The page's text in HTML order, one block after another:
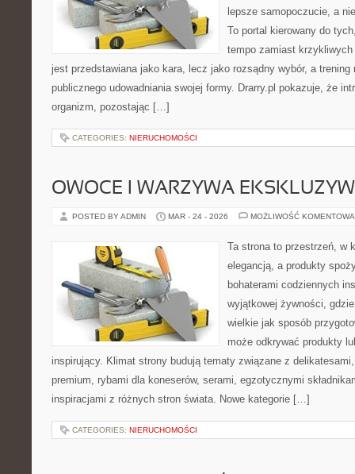
lepsze samopoczucie, a
To portal kierowany do
tempo zamiast krzykliwych
jest przedstawiana jako kara, lecz jako rozsądny wybór, a
publicznego udowadniania swojej formy. Drarry.pl pokazuje, że
organizm, pozostając […]
CATEGORIES: NIERUCHOMOŚCI
OWOCE I WARZYWA
POSTED BY ADMIN MAR - 24 - 2026 MOŻLIWOŚĆ
Ta strona to przestrzeń, w
elegancją, a produkty
bohaterami codziennych
wyjątkowej żywności,
wielkie jak sposób
może odkrywać produkty
inspirujący. Klimat strony budują tematy związane z
premium, rybami dla koneserów, serami, egzotycznymi
inspiracjami z różnych stron świata. Nowe kategorie […]
CATEGORIES: NIERUCHOMOŚCI